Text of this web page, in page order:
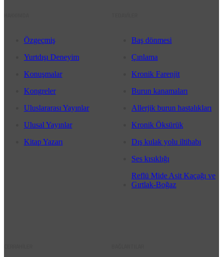
Özgeçmiş
Yurtdışı Deneyim
Konuşmalar
Kongreler
Uluslararası Yayınlar
Ulusal Yayınlar
Kitap Yazarı
Baş dönmesi
Çınlama
Kronik Farenjit
Burun kanamaları
Allerjik burun hastalıkları
Kronik Öksürük
Dış kulak yolu iltihabı
Ses kısıklığı
Reflü Mide Asit Kaçağı ve
Gırtlak-Boğaz